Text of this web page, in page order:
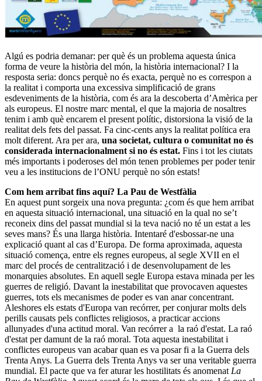
Algú es podria demanar: per què és un problema aquesta única
forma de veure la història del món, la història internacional? I la
resposta seria: doncs perquè no és exacta, perquè no es correspon a
la realitat i comporta una excessiva simplificació de grans
esdeveniments de la història, com és ara la descoberta d’Amèrica per
als europeus. El nostre marc mental, el que la majoria de nosaltres
tenim i amb què encarem el present polític, distorsiona la visió de la
realitat dels fets del passat. Fa cinc-cents anys la realitat política era
molt diferent. Ara per ara, una societat, cultura o comunitat no és
considerada internacionalment si no és estat. Fins i tot les ciutats
més importants i poderoses del món tenen problemes per poder tenir
veu a les institucions de l’ONU perquè no són estats!
Com hem arribat fins aquí? La Pau de Westfàlia
En aquest punt sorgeix una nova pregunta: ¿com és que hem arribat
en aquesta situació internacional, una situació en la qual no se’t
reconeix dins del passat mundial si la teva nació no té un estat a les
seves mans? És una llarga història. Intentaré d'esbossar-ne una
explicació quant al cas d’Europa. De forma aproximada, aquesta
situació comença, entre els regnes europeus, al segle XVII en el
marc del procés de centralització i de desenvolupament de les
monarquies absolutes. En aquell segle Europa estava minada per les
guerres de religió. Davant la inestabilitat que provocaven aquestes
guerres, tots els mecanismes de poder es van anar concentrant.
Aleshores els estats d'Europa van recórrer, per conjurar molts dels
perills causats pels conflictes religiosos, a practicar accions
allunyades d'una actitud moral. Van recórrer a la raó d'estat. La raó
d'estat per damunt de la raó moral. Tota aquesta inestabilitat i
conflictes europeus van acabar quan es va posar fi a la Guerra dels
Trenta Anys. La Guerra dels Trenta Anys va ser una veritable guerra
mundial. El pacte que va fer aturar les hostilitats és anomenat La